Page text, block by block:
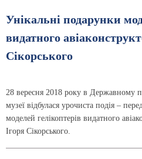
Унікальні подарунки
видатного
Сікорського
28 вересня 2018 року в Державному
музеї відбулася урочиста подія –
моделей гелікоптерів видатного
Ігоря Сікорського.